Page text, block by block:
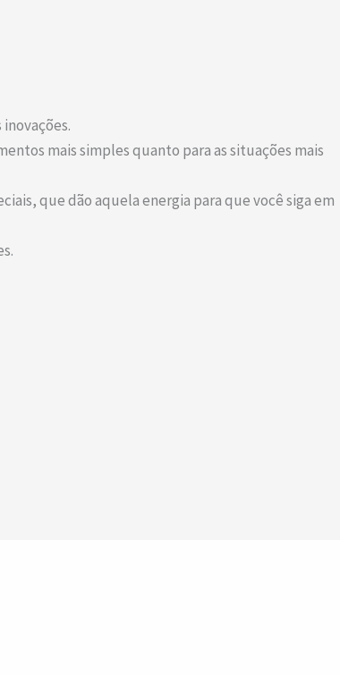
mais simples quanto para as situações mais
que dão aquela energia para que você siga em